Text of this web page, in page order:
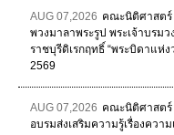
AUG 07,2026 คณะนิติศาสตร์
พวงมาลาพระรูป พระเจ้าบรม
ราชบุรีดิเรกฤทธิ์ “พระบิดาแห่
2569
AUG 07,2026 คณะนิติศาสตร์
อบรมส่งเสริมความรู้เรื่องควา